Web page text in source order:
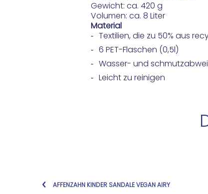
Gewicht: ca. 420 g
Volumen: ca. 8 Liter
Material
Textilien, die zu 50% aus
6 PET-Flaschen (0,5l)
Wasser- und
Leicht zu reinigen
AFFENZAHN KINDER SANDALE VEGAN AIRY